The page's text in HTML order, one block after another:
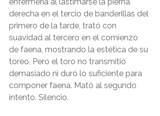
enfermería al lastimarse la pierna
derecha en el tercio de banderillas del
primero de la tarde, trató con
suavidad al tercero en el comienzo
de faena, mostrando la estética de su
toreo. Pero el toro no transmitió
demasiado ni duró lo suficiente para
componer faena. Mató al segundo
intento. Silencio.